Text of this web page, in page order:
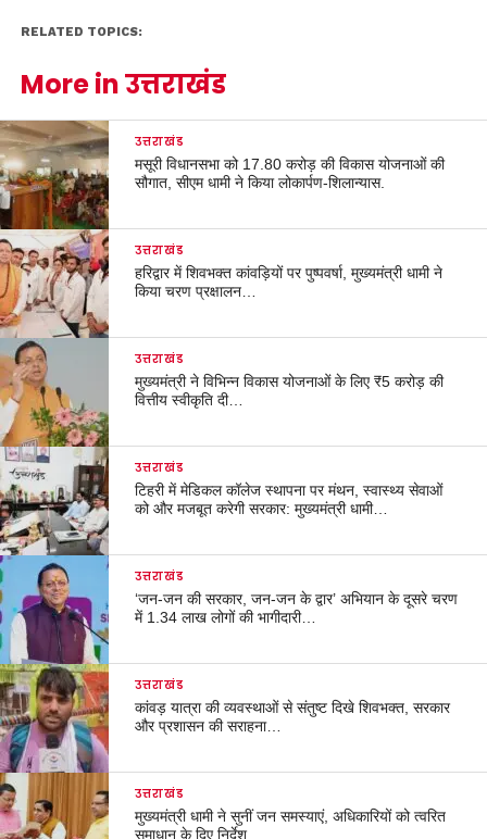
RELATED TOPICS:
More in उत्तराखंड
उत्तराखंड
मसूरी विधानसभा को 17.80 करोड़ की विकास योजनाओं की
सौगात, सीएम धामी ने किया लोकार्पण-शिलान्यास.
उत्तराखंड
हरिद्वार में शिवभक्त कांवड़ियों पर पुष्पवर्षा, मुख्यमंत्री धामी ने
किया चरण प्रक्षालन…
उत्तराखंड
मुख्यमंत्री ने विभिन्न विकास योजनाओं के लिए ₹5 करोड़ की
वित्तीय स्वीकृति दी…
उत्तराखंड
टिहरी में मेडिकल कॉलेज स्थापना पर मंथन, स्वास्थ्य सेवाओं
को और मजबूत करेगी सरकार: मुख्यमंत्री धामी…
उत्तराखंड
‘जन-जन की सरकार, जन-जन के द्वार’ अभियान के दूसरे चरण
में 1.34 लाख लोगों की भागीदारी…
उत्तराखंड
कांवड़ यात्रा की व्यवस्थाओं से संतुष्ट दिखे शिवभक्त, सरकार
और प्रशासन की सराहना…
उत्तराखंड
मुख्यमंत्री धामी ने सुनीं जन समस्याएं, अधिकारियों को त्वरित
समाधान के दिए निर्देश